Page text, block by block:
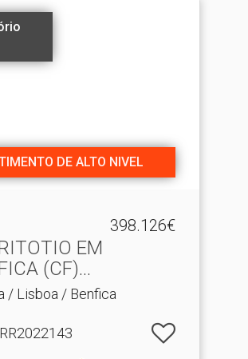
DE ALTO NIVEL
398.126€
EM
(CF)
GREEN .​..
/ Lisboa / Benfica